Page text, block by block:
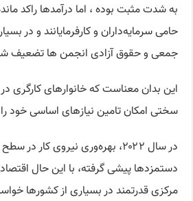
به شدت مثبت بوده ، اما درآمدها راکد
حامی سرمایه‌داران و کارفرمایانند و در
جمعی و حقوق آزادی انجمن ها تضعیف
این بدان معناست که خانوارهای کارگری
سختی امکان تامین نیازهای اساسی خود
دستمزدها پیشی گرفته، با این حال
مرکزی قدرتمند در بسیاری از کشورها